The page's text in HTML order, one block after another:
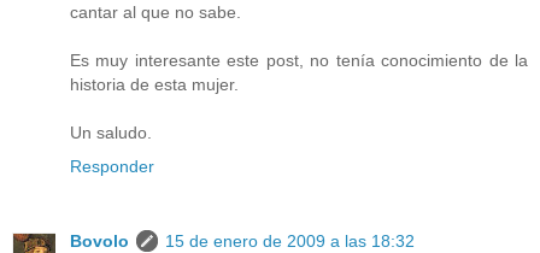
cantar al que no sabe.
Es muy interesante este post, no tenía conocimiento de la
historia de esta mujer.
Un saludo.
Responder
Bovolo
15 de enero de 2009 a las 18:32